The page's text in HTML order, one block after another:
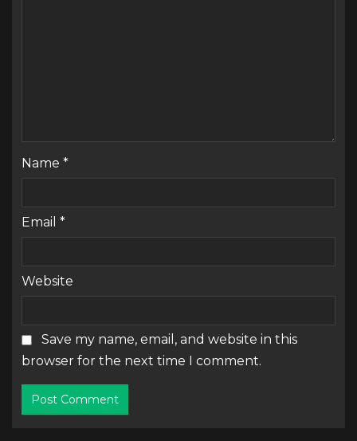
Name *
Email *
Website
Save my name, email, and website in this
browser for the next time I comment.